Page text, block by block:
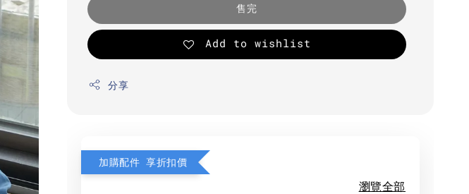
售完
Add to wishlist
分享
加購配件 享折扣價
瀏覽全部